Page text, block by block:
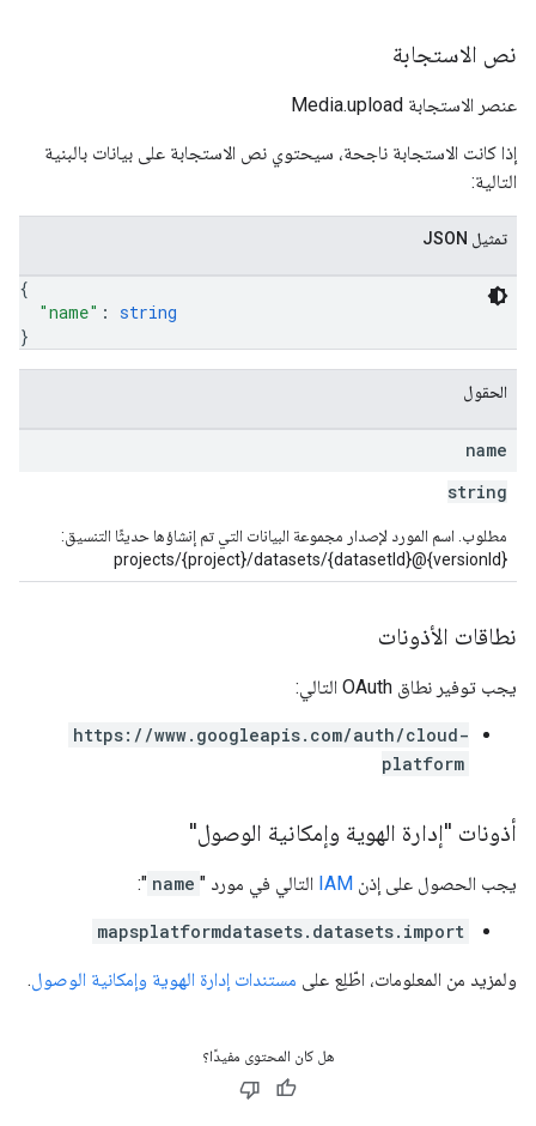
نص الاستجابة
عنصر الاستجابة Media.upload
إذا كانت الاستجابة ناجحة، سيحتوي نص الاستجابة على بيانات بالبنية
التالية:
تمثيل JSON
{
"name" : string
}
الحقول
name
string
مطلوب. اسم المورد لإصدار مجموعة البيانات التي تم إنشاؤها حديثًا التنسيق:
projects/{project}/datasets/{datasetId}@{versionId}
نطاقات الأذونات
يجب توفير نطاق OAuth التالي:
https://www.googleapis.com/auth/cloud-
platform
أذونات "إدارة الهوية وإمكانية الوصول"
يجب الحصول على إذن IAM التالي في مورد " name
":
mapsplatformdatasets.datasets.import
ولمزيد من المعلومات، اطّلِع على مستندات إدارة الهوية وإمكانية الوصول.
هل كان المحتوى مفيدًا؟